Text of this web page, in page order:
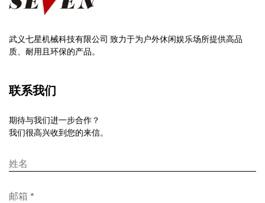
武义七星机械科技有限公司 致力于为户外休闲娱乐场所提供高品
质、耐用且环保的产品。
联系我们
期待与我们进一步合作？
我们很高兴收到您的来信。